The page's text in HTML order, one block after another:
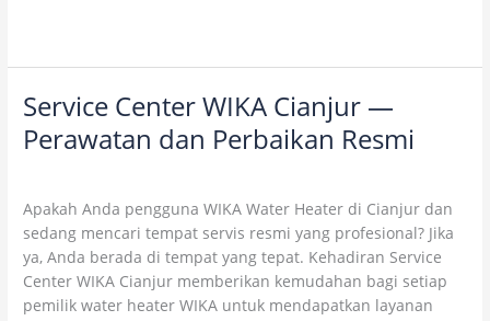
Service Center WIKA Cianjur —
Perawatan dan Perbaikan Resmi
Apakah Anda pengguna WIKA Water Heater di Cianjur dan
sedang mencari tempat servis resmi yang profesional? Jika
ya, Anda berada di tempat yang tepat. Kehadiran Service
Center WIKA Cianjur memberikan kemudahan bagi setiap
pemilik water heater WIKA untuk mendapatkan layanan
Service
WIKA
Perawatan
dan
Perbaikan
Resmi